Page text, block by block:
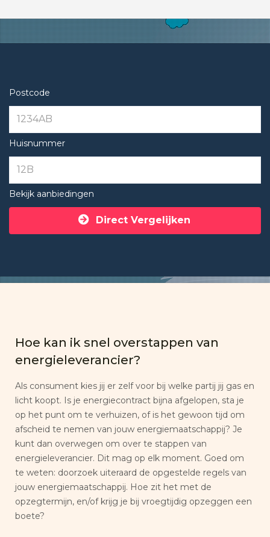
Postcode
Huisnummer
Bekijk aanbiedingen
Direct Vergelijken
Hoe kan ik snel overstappen van
energieleverancier?
Als consument kies jij er zelf voor bij welke partij jij gas en
licht koopt. Is je energiecontract bijna afgelopen, sta je
op het punt om te verhuizen, of is het gewoon tijd om
afscheid te nemen van jouw energiemaatschappij? Je
kunt dan overwegen om over te stappen van
energieleverancier. Dit mag op elk moment. Goed om
te weten: doorzoek uiteraard de opgestelde regels van
jouw energiemaatschappij. Hoe zit het met de
opzegtermijn, en/of krijg je bij vroegtijdig opzeggen een
boete?